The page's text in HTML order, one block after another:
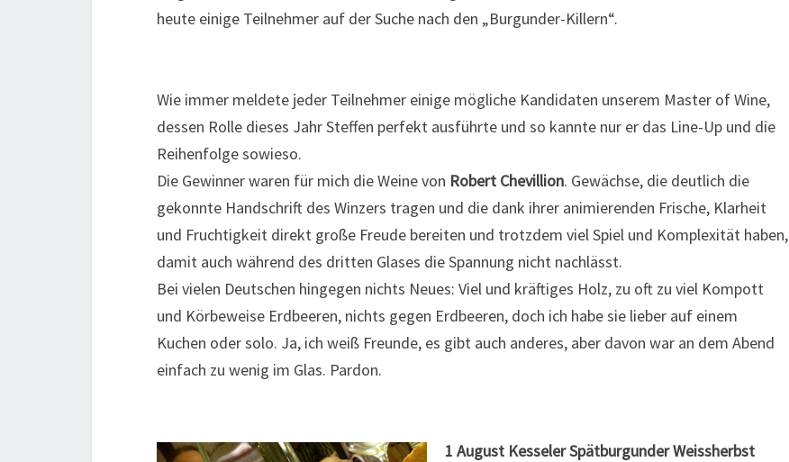
heute einige Teilnehmer auf der Suche nach den „Burgunder-Killern“.
Wie immer meldete jeder Teilnehmer einige mögliche Kandidaten unserem Master of Wine,
dessen Rolle dieses Jahr Steffen perfekt ausführte und so kannte nur er das Line-Up und die
Reihenfolge sowieso.
Die Gewinner waren für mich die Weine von Robert Chevillion. Gewächse, die deutlich die
gekonnte Handschrift des Winzers tragen und die dank ihrer animierenden Frische, Klarheit
und Fruchtigkeit direkt große Freude bereiten und trotzdem viel Spiel und Komplexität haben,
damit auch während des dritten Glases die Spannung nicht nachlässt.
Bei vielen Deutschen hingegen nichts Neues: Viel und kräftiges Holz, zu oft zu viel Kompott
und Körbeweise Erdbeeren, nichts gegen Erdbeeren, doch ich habe sie lieber auf einem
Kuchen oder solo. Ja, ich weiß Freunde, es gibt auch anderes, aber davon war an dem Abend
einfach zu wenig im Glas. Pardon.
1 August Kesseler Spätburgunder Weissherbst